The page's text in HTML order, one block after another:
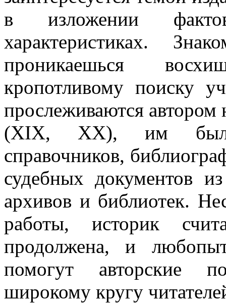
в изложении
характеристиках.
проникаешься
кропотливому поиску
прослеживаются автором
(XIX, XX), им были
справочников,
судебных документов
архивов и библиотек.
работы, историк
продолжена, и
помогут авторские
широкому кругу